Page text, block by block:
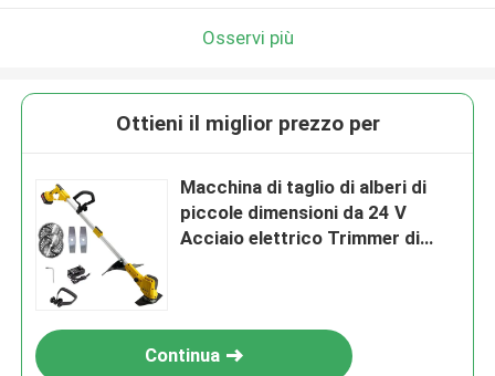
Osservi più
Ottieni il miglior prezzo per
Macchina di taglio di alberi di
piccole dimensioni da 24 V
Acciaio elettrico Trimmer di
Continua